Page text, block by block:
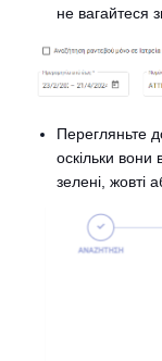
не вагайтеся
Перегляньте
оскільки
зелені, жовті